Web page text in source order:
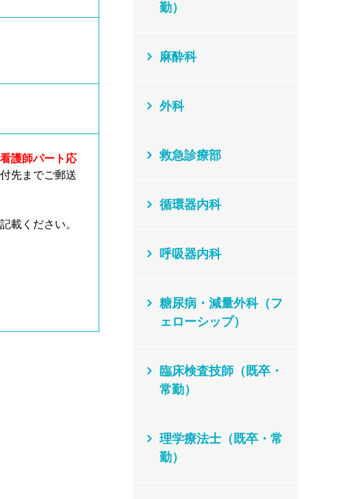
護師パート応
先までご郵送
載ください。
勤）
麻酔科
外科
救急診療部
循環器内科
呼吸器内科
糖尿病・減量外科（フ
ェローシップ）
臨床検査技師（既卒・
常勤）
理学療法士（既卒・常
勤）